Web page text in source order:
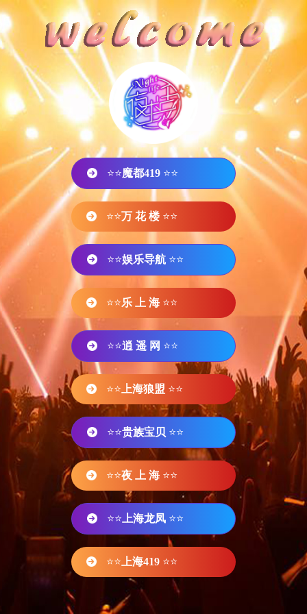
⭐⭐魔都419 ⭐⭐
⭐⭐万 花 楼 ⭐⭐
⭐⭐娱乐导航 ⭐⭐
⭐⭐乐 上 海 ⭐⭐
⭐⭐逍 遥 网 ⭐⭐
⭐⭐ 上海狼盟 ⭐⭐
⭐⭐贵族宝贝 ⭐⭐
⭐⭐夜 上 海 ⭐⭐
⭐⭐ 上海龙凤 ⭐⭐
⭐⭐ 上海419 ⭐⭐